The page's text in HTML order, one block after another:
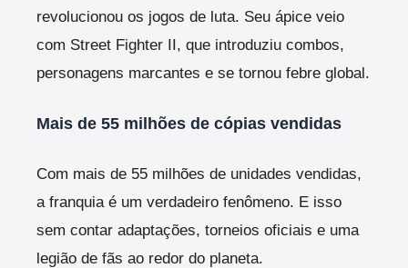
revolucionou os jogos de luta. Seu ápice veio
com Street Fighter II, que introduziu combos,
personagens marcantes e se tornou febre global.
Mais de 55 milhões de cópias vendidas
Com mais de 55 milhões de unidades vendidas,
a franquia é um verdadeiro fenômeno. E isso
sem contar adaptações, torneios oficiais e uma
legião de fãs ao redor do planeta.